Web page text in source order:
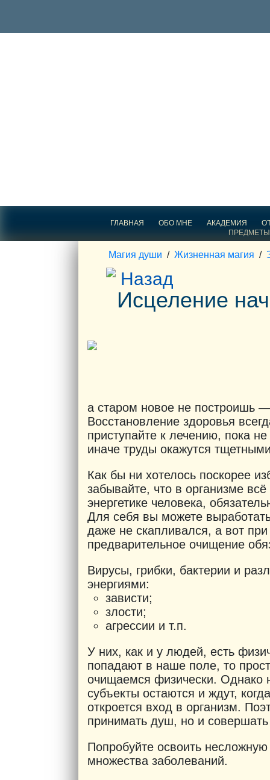
ГЛАВНАЯ ОБО МНЕ АКАДЕМИЯ
Магия души / Жизненная магия /
Назад
Исцеление
а старом новое не построишь
Восстановление здоровья
приступайте к лечению, пока
иначе труды окажутся
Как бы ни хотелось поскорее
забывайте, что в организме
энергетике человека,
Для себя вы можете
даже не скапливался, а вот
предварительное очищение
Вирусы, грибки, бактерии и
энергиями:
зависти;
злости;
агрессии и т.п.
У них, как и у людей, есть
попадают в наше поле, то
очищаемся физически. Однако
субъекты остаются и ждут,
откроется вход в организм.
принимать душ, но и совершать
Попробуйте освоить
множества заболеваний.